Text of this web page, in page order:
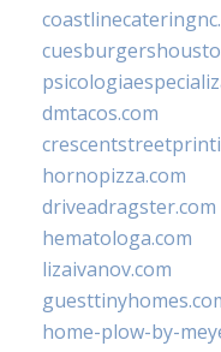
dmtacos.com
hornopizza.com
driveadragster.com
hematologa.com
lizaivanov.com
home-plow-by-